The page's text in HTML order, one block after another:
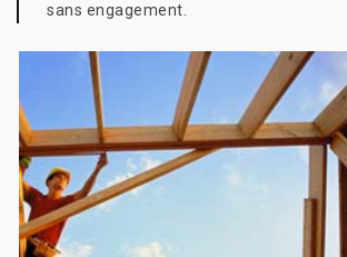
sans engagement.